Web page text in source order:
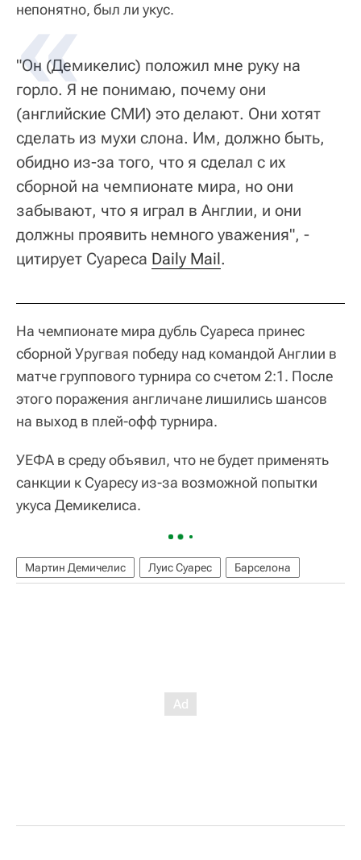
непонятно, был ли укус.
"Он (Демикелис) положил мне руку на
горло. Я не понимаю, почему они
(английские СМИ) это делают. Они хотят
сделать из мухи слона. Им, должно быть,
обидно из-за того, что я сделал с их
сборной на чемпионате мира, но они
забывают, что я играл в Англии, и они
должны проявить немного уважения", -
цитирует Суареса Daily Mail.
На чемпионате мира дубль Суареса принес
сборной Уругвая победу над командой Англии в
матче группового турнира со счетом 2:1. После
этого поражения англичане лишились шансов
на выход в плей-офф турнира.
УЕФА в среду объявил, что не будет применять
санкции к Суаресу из-за возможной попытки
укуса Демикелиса.
Мартин Демичелис Луис Суарес Барселона